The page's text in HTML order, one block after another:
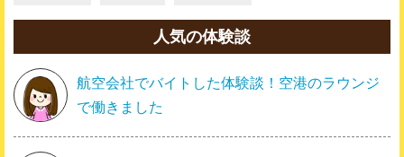
人気の体験談
航空会社でバイトした体験談！空港のラウンジ
で働きました